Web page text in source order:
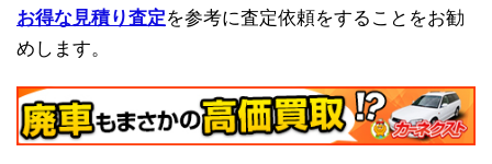
お得な見積り査定を参考に査定依頼をすることをお勧
めします。